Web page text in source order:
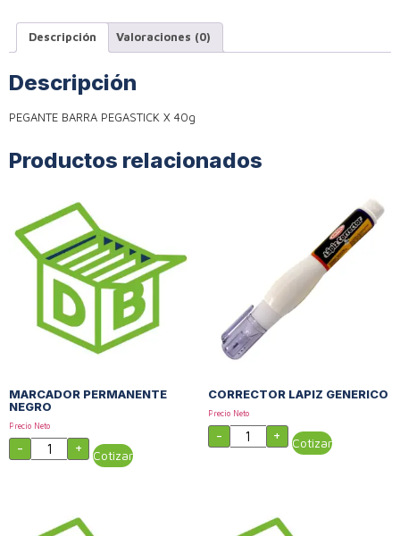
Descripción Valoraciones (0)
Descripción
PEGANTE BARRA PEGASTICK X 40g
Productos relacionados
MARCADOR PERMANENTE
NEGRO
Precio Neto
- + Cotizar
CORRECTOR LAPIZ GENERICO
Precio Neto
- + Cotizar